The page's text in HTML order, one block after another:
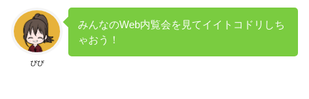
びび
みんなのWeb内覧会を見てイイトコドリしち
ゃおう！